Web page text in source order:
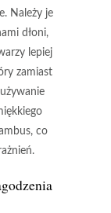
Należy je
dłoni,
lepiej
zamiast
co